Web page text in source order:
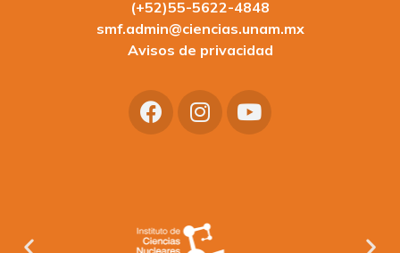
(+52)55-5622-4848
smf.admin@ciencias.unam.mx
Avisos de privacidad